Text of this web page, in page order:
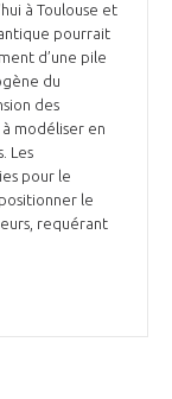
à Toulouse et
pourrait
d’une pile
du
des
modéliser en
Les
pour le
le
requérant